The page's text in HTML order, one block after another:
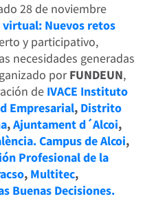
28 de noviembre
virtual: Nuevos retos
y participativo,
necesidades generadas
porFUNDEUN,
de IVACE Instituto
Empresarial, Distrito
,Ajuntament d´Alcoi,
Campus de Alcoi,
Profesional de la
, Multitec,
Buenas Decisiones.